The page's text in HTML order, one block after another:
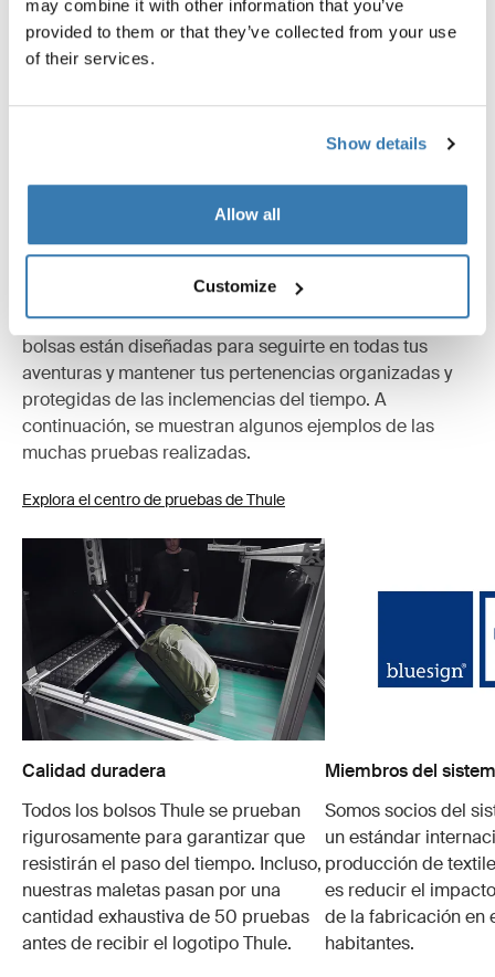
may combine it with other information that you’ve
provided to them or that they’ve collected from your use
of their services.
Show details
Allow all
Customize
Toggle guides and instructions
Instrucciones
Probados al límite
En el Thule Test Center™ de Hillerstorp, Suecia, los
productos se someten a pruebas extremas. Nuestras
bolsas están diseñadas para seguirte en todas tus
aventuras y mantener tus pertenencias organizadas y
protegidas de las inclemencias del tiempo. A
continuación, se muestran algunos ejemplos de las
muchas pruebas realizadas.
Explora el centro de pruebas de Thule
Calidad duradera
Todos los bolsos Thule se prueban
rigurosamente para garantizar que
resistirán el paso del tiempo. Incluso,
nuestras maletas pasan por una
cantidad exhaustiva de 50 pruebas
antes de recibir el logotipo Thule.
Miembros del
Somos socios del
un estándar
producción de
es reducir el
de la fabricación en
habitantes.